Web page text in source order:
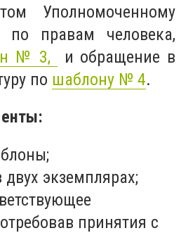
Уполномоченному
по правам человека,
№ 3,
и обращение в
по шаблону № 4.
двух экземплярах;
принятия с